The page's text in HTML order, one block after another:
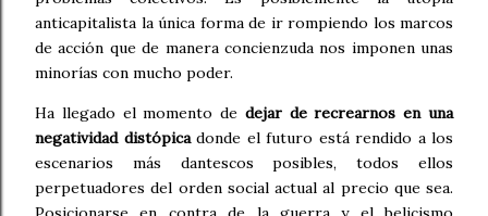
anticapitalista la única forma de ir rompiendo los marcos
de acción que de manera concienzuda nos imponen unas
minorías con mucho poder.
Ha llegado el momento de dejar de recrearnos en una
negatividad distópicadonde el futuro está rendido a los
escenarios más dantescos posibles, todos ellos
perpetuadores del orden social actual al precio que sea.